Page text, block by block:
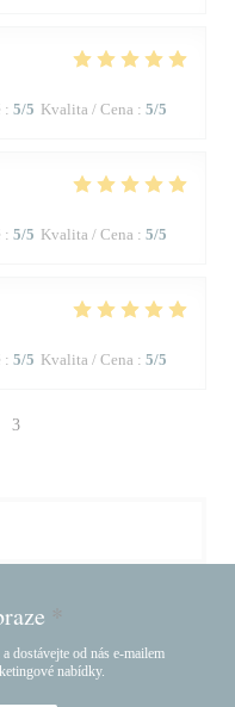
: 5/5 Kvalita / Cena : 5/5
: 5/5 Kvalita / Cena : 5/5
: 5/5 Kvalita / Cena : 5/5
3
*
dostávejte od nás e-mailem
nabídky.